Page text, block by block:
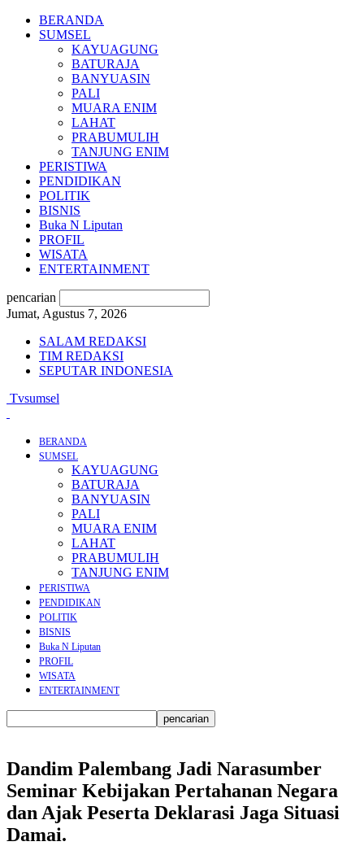
BERANDA
SUMSEL
KAYUAGUNG
BATURAJA
BANYUASIN
PALI
MUARA ENIM
LAHAT
PRABUMULIH
TANJUNG ENIM
PERISTIWA
PENDIDIKAN
POLITIK
BISNIS
Buka N Liputan
PROFIL
WISATA
ENTERTAINMENT
pencarian
Jumat, Agustus 7, 2026
SALAM REDAKSI
TIM REDAKSI
SEPUTAR INDONESIA
Tvsumsel
BERANDA
SUMSEL
KAYUAGUNG
BATURAJA
BANYUASIN
PALI
MUARA ENIM
LAHAT
PRABUMULIH
TANJUNG ENIM
PERISTIWA
PENDIDIKAN
POLITIK
BISNIS
Buka N Liputan
PROFIL
WISATA
ENTERTAINMENT
Dandim Palembang Jadi Narasumber
Seminar Kebijakan Pertahanan Negara
dan Ajak Peserta Deklarasi Jaga Situasi
Damai.